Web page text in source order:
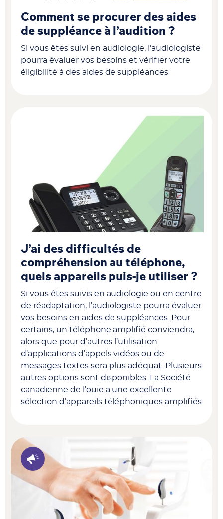
Comment se procurer des aides
de suppléance à l’audition ?
Si vous êtes suivi en audiologie, l’audiologiste
pourra évaluer vos besoins et vérifier votre
éligibilité à des aides de suppléances
J’ai des difficultés de
compréhension au téléphone,
quels appareils puis-je utiliser ?
Si vous êtes suivis en audiologie ou en centre
de réadaptation, l’audiologiste pourra évaluer
vos besoins en aides de suppléances. Pour
certains, un téléphone amplifié conviendra,
alors que pour d’autres l’utilisation
d’applications d’appels vidéos ou de
messages textes sera plus adéquat. Plusieurs
autres options sont disponibles. La Société
canadienne de l’ouïe a une excellente
sélection d’appareils téléphoniques amplifiés